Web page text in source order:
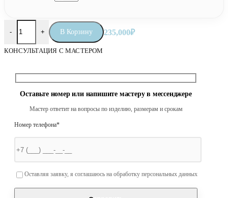
-
Количество товара Венчальные кольца «Ангелы»
+ В Корзину 235,000₽
КОНСУЛЬТАЦИЯ С МАСТЕРОМ
Оставьте номер или напишите мастеру в мессенджере
Мастер ответит на вопросы по изделию, размерам и срокам
Номер телефона*
Оставьте это поле пустым.
Оставляя заявку, я соглашаюсь на обработку персональных данных